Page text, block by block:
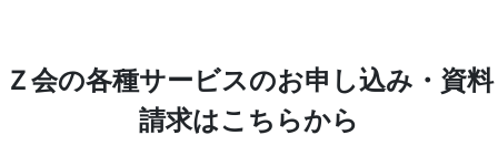
Ｚ会の各種サービスのお申し込み・資料
請求はこちらから